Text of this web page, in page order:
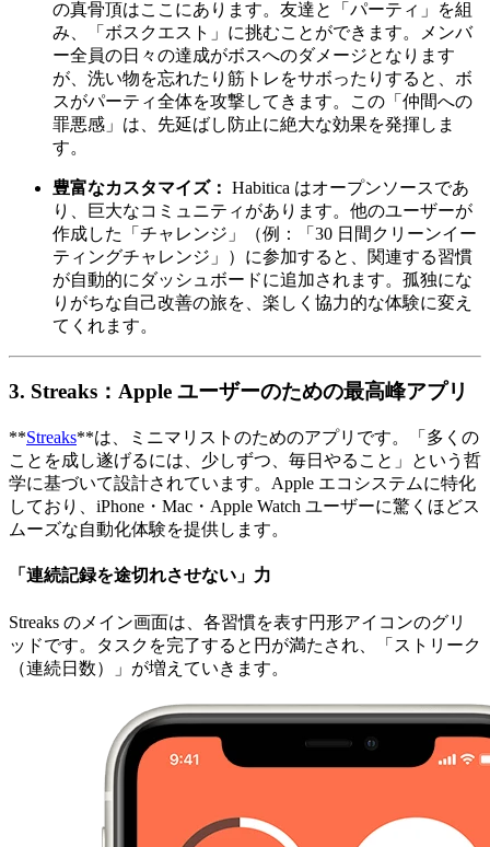
の真骨頂はここにあります。友達と「パーティ」を組
み、「ボスクエスト」に挑むことができます。メンバ
ー全員の日々の達成がボスへのダメージとなります
が、洗い物を忘れたり筋トレをサボったりすると、ボ
スがパーティ全体を攻撃してきます。この「仲間への
罪悪感」は、先延ばし防止に絶大な効果を発揮しま
す。
豊富なカスタマイズ： Habitica はオープンソースであ
り、巨大なコミュニティがあります。他のユーザーが
作成した「チャレンジ」（例：「30 日間クリーンイー
ティングチャレンジ」）に参加すると、関連する習慣
が自動的にダッシュボードに追加されます。孤独にな
りがちな自己改善の旅を、楽しく協力的な体験に変え
てくれます。
3. Streaks：Apple ユーザーのための最高峰アプリ
**Streaks**は、ミニマリストのためのアプリです。「多くの
ことを成し遂げるには、少しずつ、毎日やること」という哲
学に基づいて設計されています。Apple エコシステムに特化
しており、iPhone・Mac・Apple Watch ユーザーに驚くほどス
ムーズな自動化体験を提供します。
「連続記録を途切れさせない」力
Streaks のメイン画面は、各習慣を表す円形アイコンのグリ
ッドです。タスクを完了すると円が満たされ、「ストリーク
（連続日数）」が増えていきます。